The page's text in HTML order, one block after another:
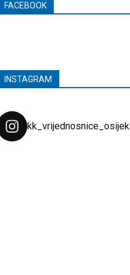
FACEBOOK
INSTAGRAM
kk_vrijednosnice_osijek